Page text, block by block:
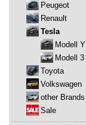
Peugeot
Renault
Tesla
Modell Y
Modell 3
Toyota
Volkswagen
other Brands
Sale